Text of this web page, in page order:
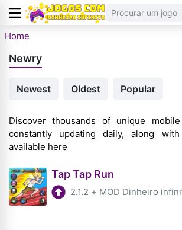
Home
Newry
Newest Oldest Popular
Discover thousands of unique mobile
constantly updating daily, along
available here
Tap Tap Run
2.1.2 + MOD Dinheiro